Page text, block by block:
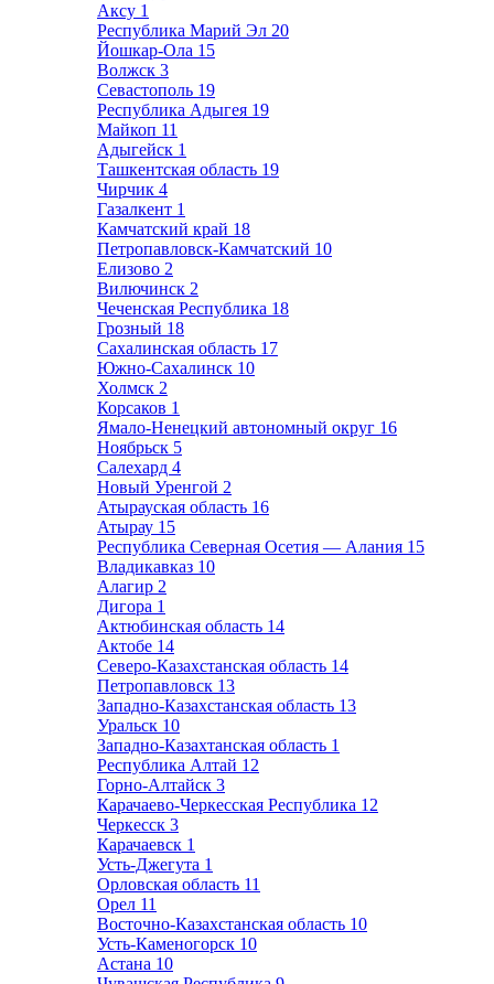
Аксу 1
Республика Марий Эл 20
Йошкар-Ола 15
Волжск 3
Севастополь 19
Республика Адыгея 19
Майкоп 11
Адыгейск 1
Ташкентская область 19
Чирчик 4
Газалкент 1
Камчатский край 18
Петропавловск-Камчатский 10
Елизово 2
Вилючинск 2
Чеченская Республика 18
Грозный 18
Сахалинская область 17
Южно-Сахалинск 10
Холмск 2
Корсаков 1
Ямало-Ненецкий автономный округ 16
Ноябрьск 5
Салехард 4
Новый Уренгой 2
Атырауская область 16
Атырау 15
Республика Северная Осетия — Алания 15
Владикавказ 10
Алагир 2
Дигора 1
Актюбинская область 14
Актобе 14
Северо-Казахстанская область 14
Петропавловск 13
Западно-Казахстанская область 13
Уральск 10
Западно-Казахтанская область 1
Республика Алтай 12
Горно-Алтайск 3
Карачаево-Черкесская Республика 12
Черкесск 3
Карачаевск 1
Усть-Джегута 1
Орловская область 11
Орел 11
Восточно-Казахстанская область 10
Усть-Каменогорск 10
Астана 10